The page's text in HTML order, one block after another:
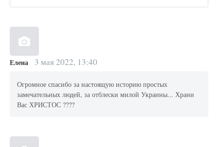
Елена 3 мая 2022, 13:40
Огромное спасибо за настоящую историю простых
замечательных людей, за отблески милой Украины... Храни
Вас ХРИСТОС ????